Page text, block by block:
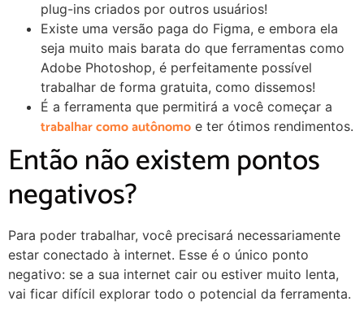
plug-ins criados por outros usuários!
Existe uma versão paga do Figma, e embora ela
seja muito mais barata do que ferramentas como
Adobe Photoshop, é perfeitamente possível
trabalhar de forma gratuita, como dissemos!
É a ferramenta que permitirá a você começar a
trabalhar como autônomo e ter ótimos rendimentos.
Então não existem pontos
negativos?
Para poder trabalhar, você precisará necessariamente
estar conectado à internet. Esse é o único ponto
negativo: se a sua internet cair ou estiver muito lenta,
vai ficar difícil explorar todo o potencial da ferramenta.